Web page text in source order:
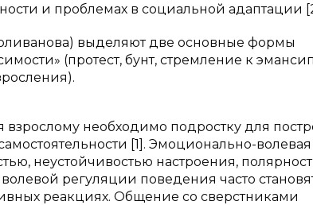
и проблемах в социальной адаптации
выделяют две основные формы
(протест, бунт, стремление к
взрослому необходимо подростку для
[1]. Эмоционально-
неустойчивостью настроения,
регуляции поведения часто
реакциях. Общение со сверстниками